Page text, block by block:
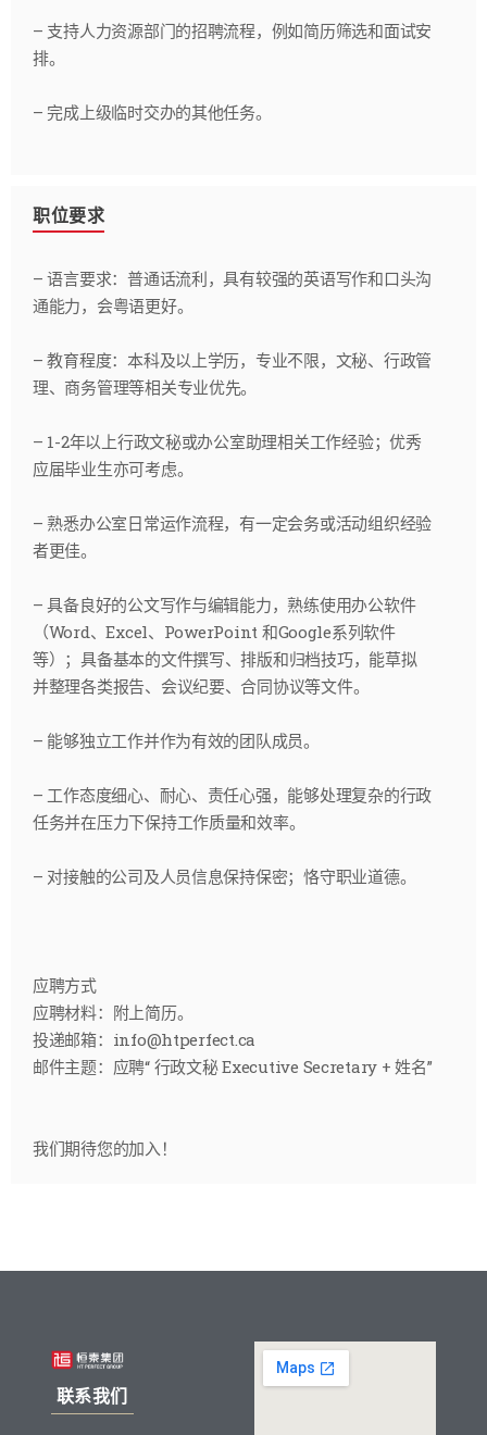
– 支持人力资源部门的招聘流程，例如简历筛选和面试安
排。
– 完成上级临时交办的其他任务。
职位要求
– 语言要求：普通话流利，具有较强的英语写作和口头沟
通能力，会粤语更好。
– 教育程度：本科及以上学历，专业不限，文秘、行政管
理、商务管理等相关专业优先。
– 1-2年以上行政文秘或办公室助理相关工作经验；优秀
应届毕业生亦可考虑。
– 熟悉办公室日常运作流程，有一定会务或活动组织经验
者更佳。
– 具备良好的公文写作与编辑能力，熟练使用办公软件
（Word、Excel、PowerPoint 和Google系列软件
等）；具备基本的文件撰写、排版和归档技巧，能草拟
并整理各类报告、会议纪要、合同协议等文件。
– 能够独立工作并作为有效的团队成员。
– 工作态度细心、耐心、责任心强，能够处理复杂的行政
任务并在压力下保持工作质量和效率。
– 对接触的公司及人员信息保持保密；恪守职业道德。
应聘方式
应聘材料：附上简历。
投递邮箱：info@htperfect.ca
邮件主题：应聘“ 行政文秘 Executive Secretary + 姓名”
我们期待您的加入！
联系我们